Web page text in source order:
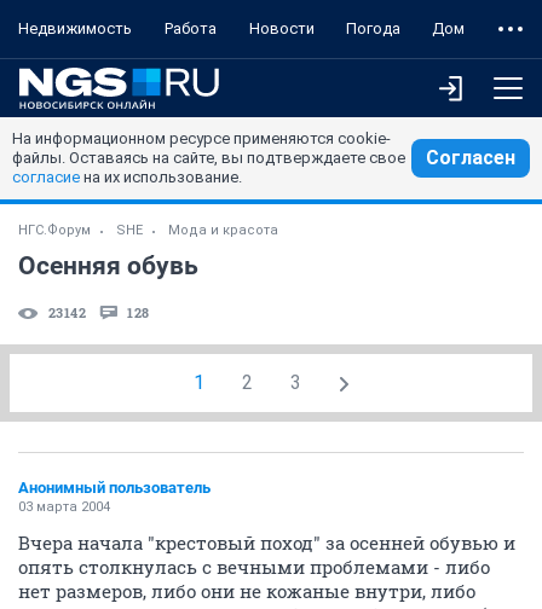
Недвижимость Работа Новости Погода Дом
На информационном ресурсе применяются cookie-
файлы. Оставаясь на сайте, вы подтверждаете свое
согласие на их использование.
Согласен
НГС.Форум SHE Мода и красота
Осенняя обувь
23142 128
1 2 3
Анонимный пользователь
03 марта 2004
Вчера начала "крестовый поход" за осенней обувью и
опять столкнулась с вечными проблемами - либо
нет размеров, либо они не кожаные внутри, либо